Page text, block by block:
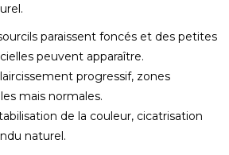
paraissent foncés et des petites
peuvent apparaître.
progressif, zones
mais normales.
de la couleur, cicatrisation
naturel.